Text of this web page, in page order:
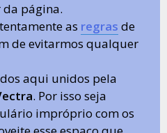
página.
as regras de
de evitarmos qualquer
aqui unidos pela
. Por isso seja
impróprio com os